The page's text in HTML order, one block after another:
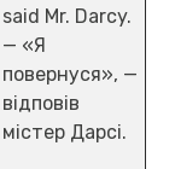
said Mr. Darcy.
— «Я
повернуся», —
відповів
містер Дарсі.